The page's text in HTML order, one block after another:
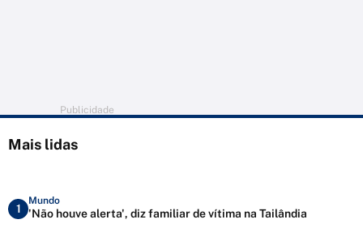
Publicidade
Mais lidas
1
Mundo
'Não houve alerta', diz familiar de vítima na Tailândia